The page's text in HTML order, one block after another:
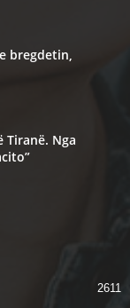
bregdetin,
Nga
2611